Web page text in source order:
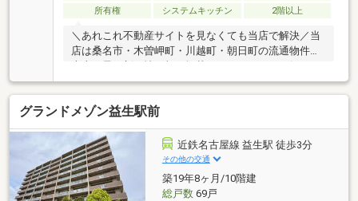
所有権
システムキッチン 2階以上
＼あれこれ不動産サイトを見なくても当店で解決／当
店は桑名市・木曽岬町・川越町・朝日町の流通物件の
る物件もご相談ください。◆立教小学校／陽和中学校
◆三交バス「神明社前」停まで徒歩約2分◆全居室6帖
以上◆対面カウンターキッチン◆2面バルコニー※写真
をクリックすると、詳細をご覧いただけます。＝＝＝
＝＝＝＝＝＝＝＝＝＝＝＝＝＝＝＝＝＝＝＝＝＝お客
様のご都合に合わせてご案内します。お気軽にお問い
合わせください。＝＝＝＝＝＝＝＝＝＝＝＝＝＝＝＝
＝＝＝＝＝＝＝＝＝
グランドメゾン益生駅前
近鉄名古屋線 益生駅 徒歩3分
その他の交通
築19年8ヶ月/10階建
総戸数69戸